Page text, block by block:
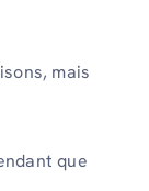
mais
que